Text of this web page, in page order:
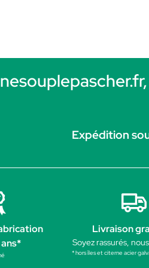
Expédition
ans*
Livraison
Soyez rassurés,
* hors îles et citerne acier